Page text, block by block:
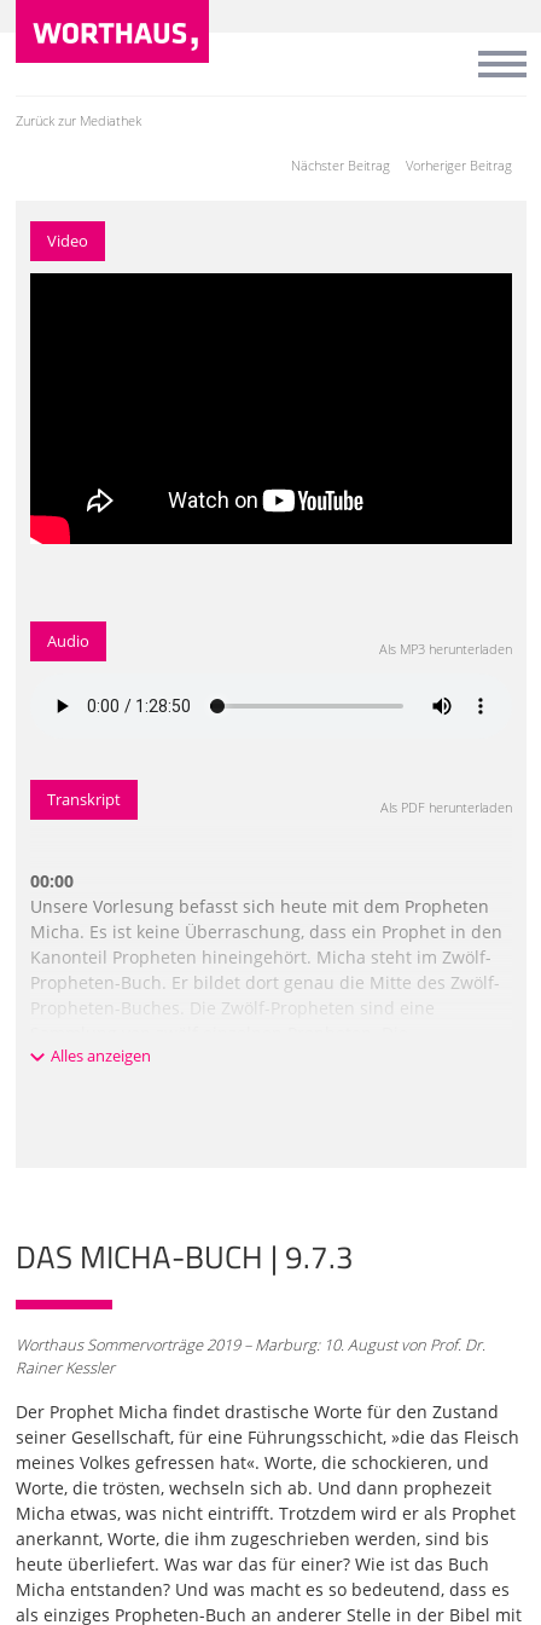
Zurück zur Mediathek
Vorheriger Beitrag
Nächster Beitrag
Video
Audio Als MP3 herunterladen
Transkript Als PDF herunterladen
00:00
Unsere Vorlesung befasst sich heute mit dem Propheten
Micha. Es ist keine Überraschung, dass ein Prophet in den
Kanonteil Propheten hineingehört. Micha steht im Zwölf-
Propheten-Buch. Er bildet dort genau die Mitte des Zwölf-
Propheten-Buches. Die Zwölf-Propheten sind eine
hebräischen Überlieferer haben die Angewohnheit, am
nämlich nicht stimmt bei ihm, dann muss er nochmal
schauen, wo das ist. Beim Zwölf-Propheten-Buch haben sie
das auch gemacht und haben festgestellt, die Mitte des
sage das vorweg als Appetithäppchen aus der Küche.
Micha 3, Vers 12 wird uns noch sehr begleiten durch den
ganzen Text. Es ist ein wirklich zentraler Text, und er steht
genau in der Mitte des Zwölf-Propheten-Buches. Die zwölf
Propheten heißen nach christlicher Überlieferung auch die
"kleinen Propheten", nicht wegen ihrer Bedeutung,
sondern wegen ihres Umfanges. Die zwölf Schriften
passten sehr gut auf eine große Schriftrolle. Und diese
Schriftrolle ist dann in etwa so groß
02:02
Alles anzeigen
DAS MICHA-BUCH | 9.7.3
Worthaus Sommervorträge 2019 – Marburg: 10. August von Prof. Dr.
Rainer Kessler
Der Prophet Micha findet drastische Worte für den Zustand
seiner Gesellschaft, für eine Führungsschicht, »die das Fleisch
meines Volkes gefressen hat«. Worte, die schockieren, und
Worte, die trösten, wechseln sich ab. Und dann prophezeit
Micha etwas, was nicht eintrifft. Trotzdem wird er als Prophet
anerkannt, Worte, die ihm zugeschrieben werden, sind bis
heute überliefert. Was war das für einer? Wie ist das Buch
Micha entstanden? Und was macht es so bedeutend, dass es
als einziges Propheten-Buch an anderer Stelle in der Bibel mit